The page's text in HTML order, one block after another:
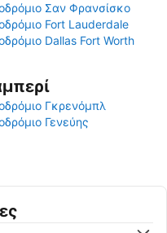
Σαν Φρανσίσκο
Fort Lauderdale
Dallas Fort Worth
Γκρενόμπλ
Γενεύης